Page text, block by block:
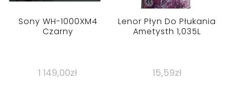
Sony WH-1000XM4
Czarny
1 149,00zł
Lenor Płyn Do Płukania
Ametysth 1,035L
15,59zł